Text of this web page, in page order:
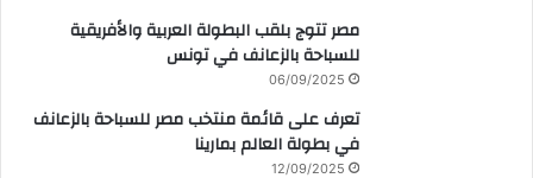
مصر تتوج بلقب البطولة العربية والأفريقية
للسباحة بالزعانف في تونس
06/09/2025
تعرف على قائمة منتخب مصر للسباحة بالزعانف
في بطولة العالم بمارينا
12/09/2025